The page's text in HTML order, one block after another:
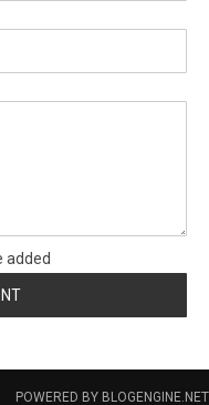
added
POWERED BY BLOGENGINE.NET